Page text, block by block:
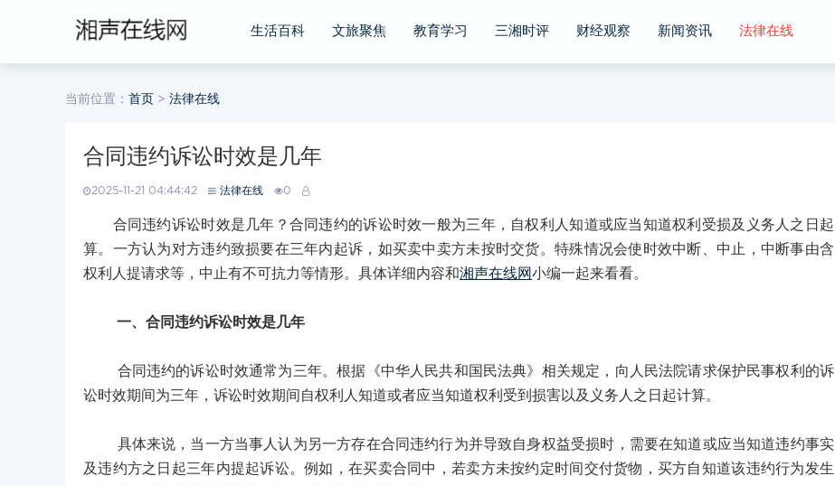
生活百科 文旅聚焦 教育学习 三湘时评 财经观察 新闻资讯 法律在线
当前位置： 首页 > 法律在线
合同违约诉讼时效是几年
2025-11-21 04:44:42 法律在线 0
合同违约诉讼时效是几年？合同违约的诉讼时效一般为三年，自权利人知道或应当知道权利受损及义务人之日起
算。一方认为对方违约致损要在三年内起诉，如买卖中卖方未按时交货。特殊情况会使时效中断、中止，中断事由含
权利人提请求等，中止有不可抗力等情形。具体详细内容和湘声在线网小编一起来看看。
一、合同违约诉讼时效是几年
合同违约的诉讼时效通常为三年。根据《中华人民共和国民法典》相关规定，向人民法院请求保护民事权利的诉
讼时效期间为三年，诉讼时效期间自权利人知道或者应当知道权利受到损害以及义务人之日起计算。
具体来说，当一方当事人认为另一方存在合同违约行为并导致自身权益受损时，需要在知道或应当知道违约事实
及违约方之日起三年内提起诉讼。例如，在买卖合同中，若卖方未按约定时间交付货物，买方自知道该违约行为发生